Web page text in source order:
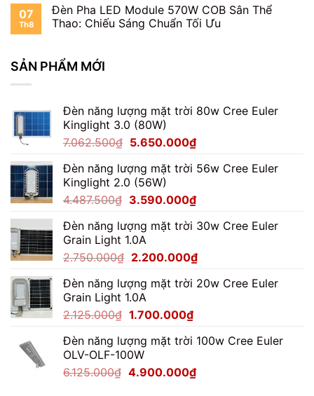
07
Th8
Đèn Pha LED Module 570W COB Sân Thể
Thao: Chiếu Sáng Chuẩn Tối Ưu
SẢN PHẨM MỚI
Đèn năng lượng mặt trời 80w Cree Euler
Kinglight 3.0 (80W)
7.062.500₫ Giá
là:
7.062.500₫.
5.650.000₫Giá
tại
5.650.000₫.
Đèn năng lượng mặt trời 56w Cree Euler
Kinglight 2.0 (56W)
4.487.500₫ Giá
là:
4.487.500₫.
3.590.000₫Giá
tại
3.590.000₫.
Đèn năng lượng mặt trời 30w Cree Euler
Grain Light 1.0A
2.750.000₫ Giá
là:
2.750.000₫.
2.200.000₫Giá
tại
Đèn năng lượng mặt trời 20w Cree Euler
Grain Light 1.0A
2.125.000₫ Giá
là:
2.125.000₫.
1.700.000₫Giá
tại
1.700.000₫.
Đèn năng lượng mặt trời 100w Cree Euler
OLV-OLF-100W
6.125.000₫ Giá
4.900.000₫Giá